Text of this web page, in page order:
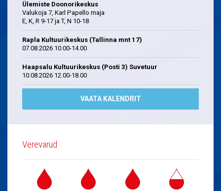
Ülemiste Doonorikeskus
Valukoja 7, Karl Papello maja
E, K, R 9-17 ja T, N 10-18
Rapla Kultuurikeskus (Tallinna mnt 17)
07.08.2026 10.00-14.00
Haapsalu Kultuurikeskus (Posti 3) Suvetuur
10.08.2026 12.00-18.00
VAATA KALENDRIT
Verevarud